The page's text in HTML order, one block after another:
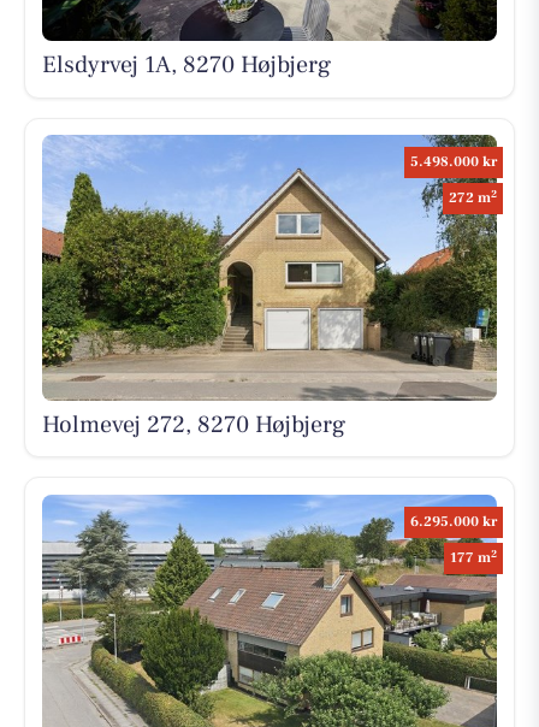
Elsdyrvej 1A, 8270 Højbjerg
5.498.000 kr
272 m2
Holmevej 272, 8270 Højbjerg
6.295.000 kr
177 m2